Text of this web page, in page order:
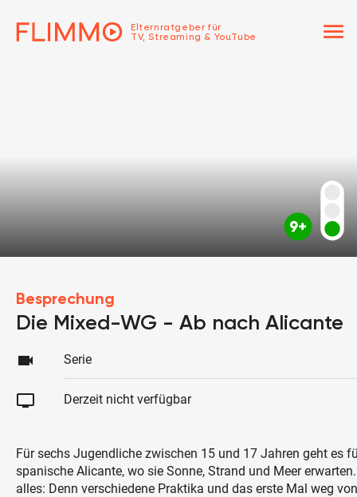
Elternratgeber für
TV, Streaming & YouTube
menu
Besprechung
Die Mixed-WG - Ab nach Alicante
videocam Serie
tv Derzeit nicht verfügbar
Für sechs Jugendliche zwischen 15 und 17 Jahren geht es
spanische Alicante, wo sie Sonne, Strand und Meer
alles: Denn verschiedene Praktika und das erste Mal weg